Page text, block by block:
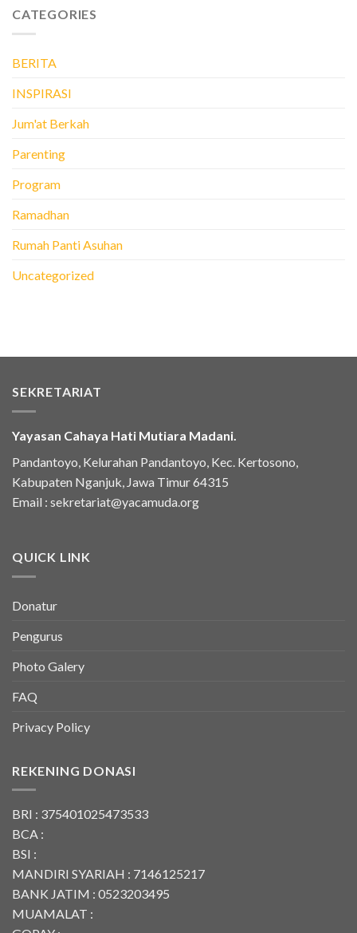
CATEGORIES
BERITA
INSPIRASI
Jum'at Berkah
Parenting
Program
Ramadhan
Rumah Panti Asuhan
Uncategorized
SEKRETARIAT
Yayasan Cahaya Hati Mutiara Madani.
Pandantoyo, Kelurahan Pandantoyo, Kec. Kertosono,
Kabupaten Nganjuk, Jawa Timur 64315
Email : sekretariat@yacamuda.org
QUICK LINK
Donatur
Pengurus
Photo Galery
FAQ
Privacy Policy
REKENING DONASI
BRI : 375401025473533
BCA :
BSI :
MANDIRI SYARIAH : 7146125217
BANK JATIM : 0523203495
MUAMALAT :